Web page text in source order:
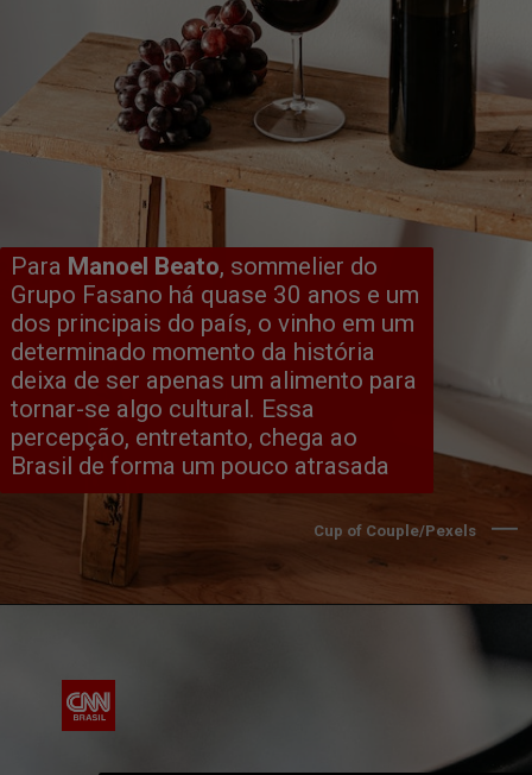
Para Manoel Beato, sommelier do
Grupo Fasano há quase 30 anos e um
dos principais do país, o vinho em um
determinado momento da história
deixa de ser apenas um alimento para
tornar-se algo cultural. Essa
percepção, entretanto, chega ao
Brasil de forma um pouco atrasada
Cup of Couple/Pexels